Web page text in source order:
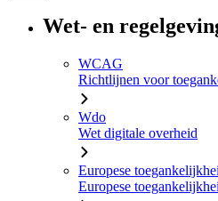
Wet- en
WCAG
Richtlijnen voor
Wdo
Wet digitale overheid
Europese
Europese